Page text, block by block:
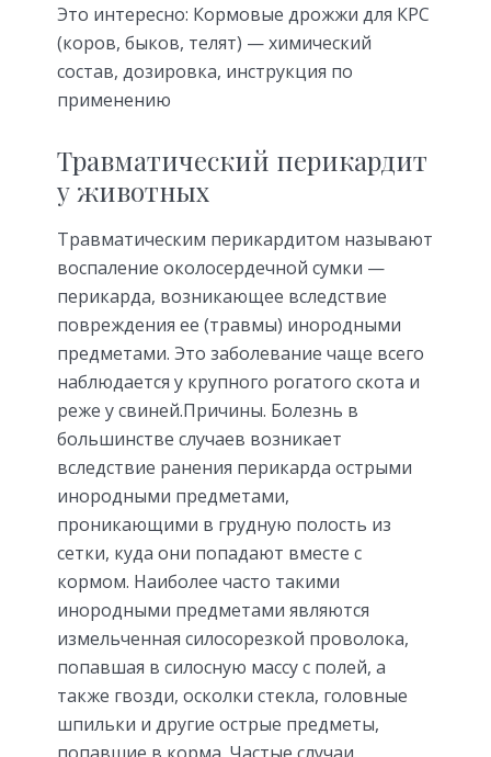
Это интересно: Кормовые дрожжи для КРС
(коров, быков, телят) — химический
состав, дозировка, инструкция по
применению
Травматический перикардит
у животных
Травматическим перикардитом называют
воспаление околосердечной сумки —
перикарда, возникающее вследствие
повреждения ее (травмы) инородными
предметами. Это заболевание чаще всего
наблюдается у крупного рогатого скота и
реже у свиней.Причины. Болезнь в
большинстве случаев возникает
вследствие ранения перикарда острыми
инородными предметами,
проникающими в грудную полость из
сетки, куда они попадают вместе с
кормом. Наиболее часто такими
инородными предметами являются
измельченная силосорезкой проволока,
попавшая в силосную массу с полей, а
также гвозди, осколки стекла, головные
шпильки и другие острые предметы,